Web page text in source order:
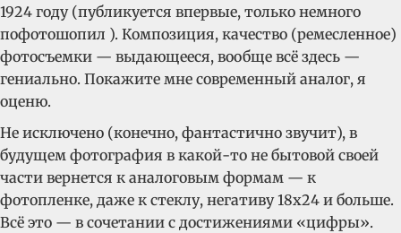
1924 году (публикуется впервые, только немного
пофотошопил ). Композиция, качество (ремесленное)
фотосъемки — выдающееся, вообще всё здесь —
гениально. Покажите мне современный аналог, я
оценю.
Не исключено (конечно, фантастично звучит), в
будущем фотография в какой-то не бытовой своей
части вернется к аналоговым формам — к
фотопленке, даже к стеклу, негативу 18х24 и больше.
Всё это — в сочетании с достижениями «цифры».